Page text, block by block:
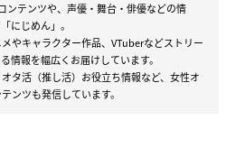
ンテンツや、声優・舞台・俳優などの情
にじめん」。
やキャラクター作品、VTuberなどストリー
情報を幅広くお届けしています。
タ活（推し活）お役立ち情報など、女性オ
ンツも発信しています。